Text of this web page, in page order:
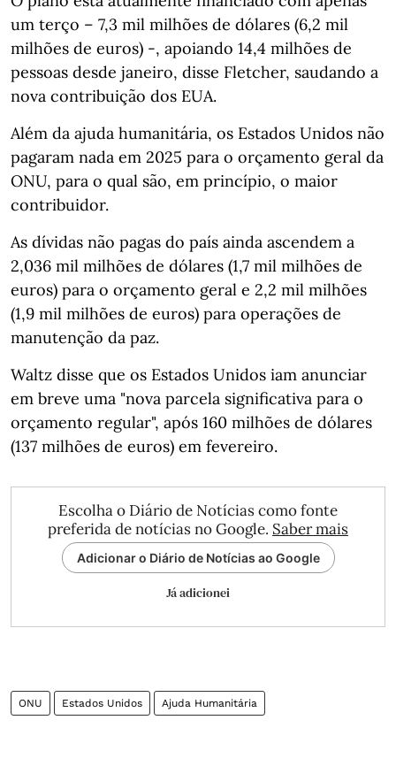
um terço – 7,3 mil milhões de dólares (6,2 mil
milhões de euros) -, apoiando 14,4 milhões de
pessoas desde janeiro, disse Fletcher, saudando a
nova contribuição dos EUA.
Além da ajuda humanitária, os Estados Unidos não
pagaram nada em 2025 para o orçamento geral da
ONU, para o qual são, em princípio, o maior
contribuidor.
As dívidas não pagas do país ainda ascendem a
2,036 mil milhões de dólares (1,7 mil milhões de
euros) para o orçamento geral e 2,2 mil milhões
(1,9 mil milhões de euros) para operações de
manutenção da paz.
Waltz disse que os Estados Unidos iam anunciar
em breve uma "nova parcela significativa para o
orçamento regular", após 160 milhões de dólares
(137 milhões de euros) em fevereiro.
Escolha o Diário de Notícias como fonte
preferida de notícias no Google. Saber mais
Adicionar o Diário de Notícias ao Google
Já adicionei
ONU Estados Unidos Ajuda Humanitária